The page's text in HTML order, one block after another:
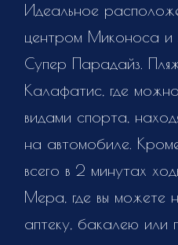
Идеальное
центром Миконоса и
Супер Парадайз.
Калафатис, где можно
видами спорта,
на автомобиле.
всего в 2 минутах
Мера, где вы можете
аптеку, бакалею или